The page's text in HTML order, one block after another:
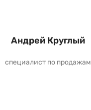
Андрей Круглый
специалист по продажам